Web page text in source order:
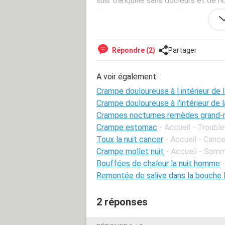
Pouvez vous me dire d'où ca peux
car avant d'avoir les enfants je n'ai
Un grand merci a vous.
Meilleures salutations.
Répondre (2) Partager
A voir également:
Crampe douloureuse à l intérieur de
Crampe douloureuse à l'intérieur de
Crampes nocturnes remèdes grand-
Crampe estomac - Accueil -
Toux la nuit cancer - Accueil -
Crampe mollet nuit - Accueil -
Bouffées de chaleur la nuit homme
Remontée de salive dans la bouche
2 réponses